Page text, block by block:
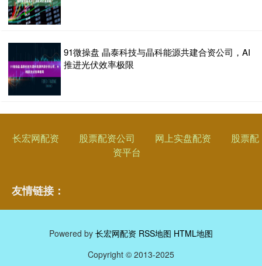
91微操盘 晶泰科技与晶科能源共建合资公司，AI
推进光伏效率极限
长宏网配资 股票配资公司 网上实盘配资
股票配
资平台
友情链接：
Powered by 长宏网配资 RSS地图 HTML地图
Copyright © 2013-2025